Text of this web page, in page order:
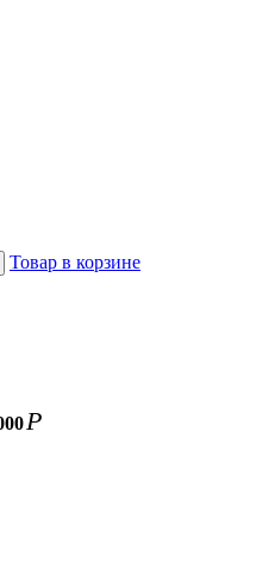
Товар в корзине
Р